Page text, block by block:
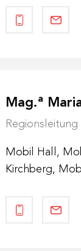
Mag.a
Mobil Hall,
Kirchberg,